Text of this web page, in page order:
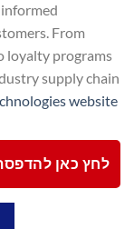
From
loyalty programs
supply chain
website
לחץ כאן